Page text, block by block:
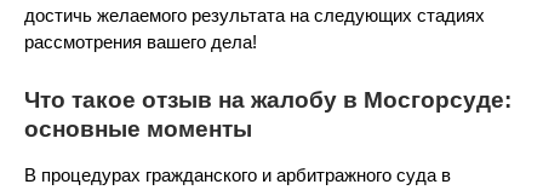
достичь желаемого результата на следующих стадиях
рассмотрения вашего дела!
Что такое отзыв на жалобу в Мосгорсуде:
основные моменты
В процедурах гражданского и арбитражного суда в